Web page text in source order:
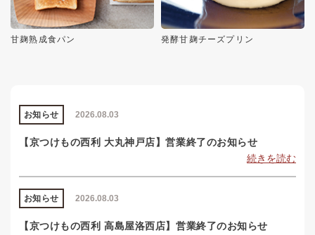
甘麹熟成食パン 発酵甘麹チーズプリン
2026.08.03
お知らせ
【京つけもの西利 大丸神戸店】営業終了のお知らせ
続きを読む
2026.08.03
お知らせ
【京つけもの西利 高島屋洛西店】営業終了のお知らせ